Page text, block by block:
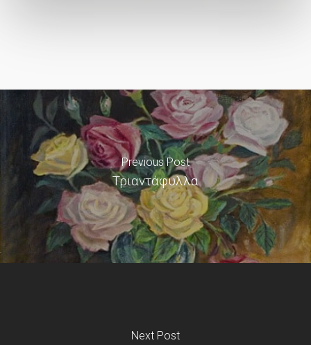
Previous Post
Τριαντάφυλλα
Next Post